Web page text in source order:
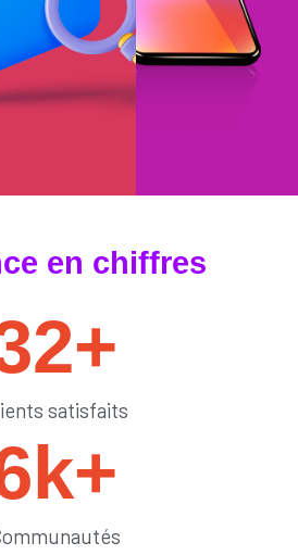
#tendances
en chiffres
+
satisfaits
k+